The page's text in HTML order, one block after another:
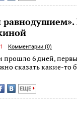
Комментарии (0)
прошло 6 дней,
сказать какие-то
ЕЩЕ